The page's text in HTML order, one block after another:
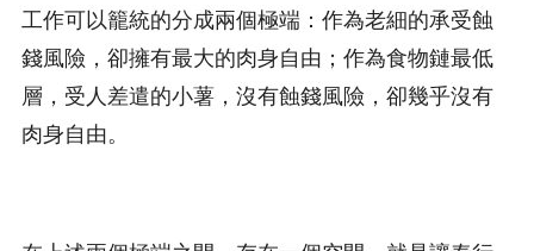
工作可以籠統的分成兩個極端：作為老細的承受蝕
錢風險，卻擁有最大的肉身自由；作為食物鏈最低
層，受人差遣的小薯，沒有蝕錢風險，卻幾乎沒有
肉身自由。